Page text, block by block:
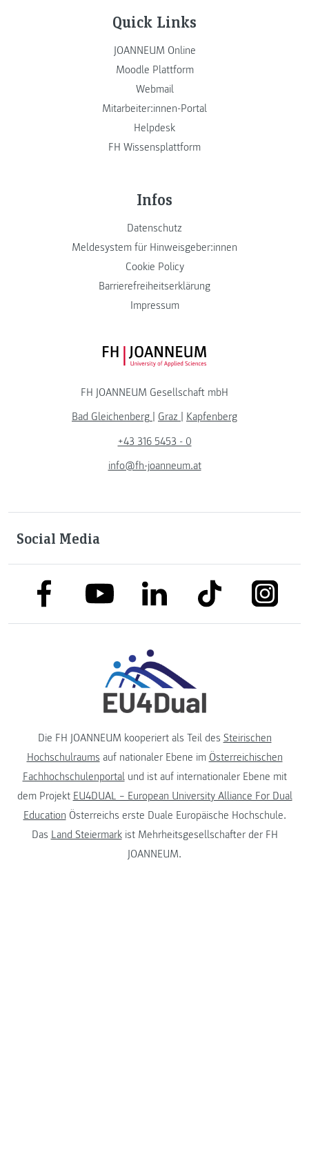
Quick Links
JOANNEUM Online
Moodle Plattform
Webmail
Mitarbeiter:innen-Portal
Helpdesk
FH Wissensplattform
Infos
Datenschutz
Meldesystem für Hinweisgeber:innen
Cookie Policy
Barrierefreiheitserklärung
Impressum
FH JOANNEUM Logo
FH JOANNEUM Gesellschaft mbH
Bad Gleichenberg
Graz
Kapfenberg
+43 316 5453 - 0
info@fh-joanneum.at
Social Media
link to facebooklink to youtubelink to linkedinlink to tiktok
Die FH JOANNEUM kooperiert als Teil des Steirischen
Hochschulraums auf nationaler Ebene im Österreichischen
Fachhochschulenportalund ist auf internationaler Ebene mit
dem Projekt EU4DUAL – European University Alliance For Dual
Education Österreichs erste Duale Europäische Hochschule.
Das Land Steiermarkist Mehrheitsgesellschafter der FH
JOANNEUM.